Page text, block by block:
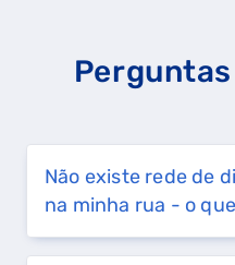
Não existe rede de
na minha rua - o